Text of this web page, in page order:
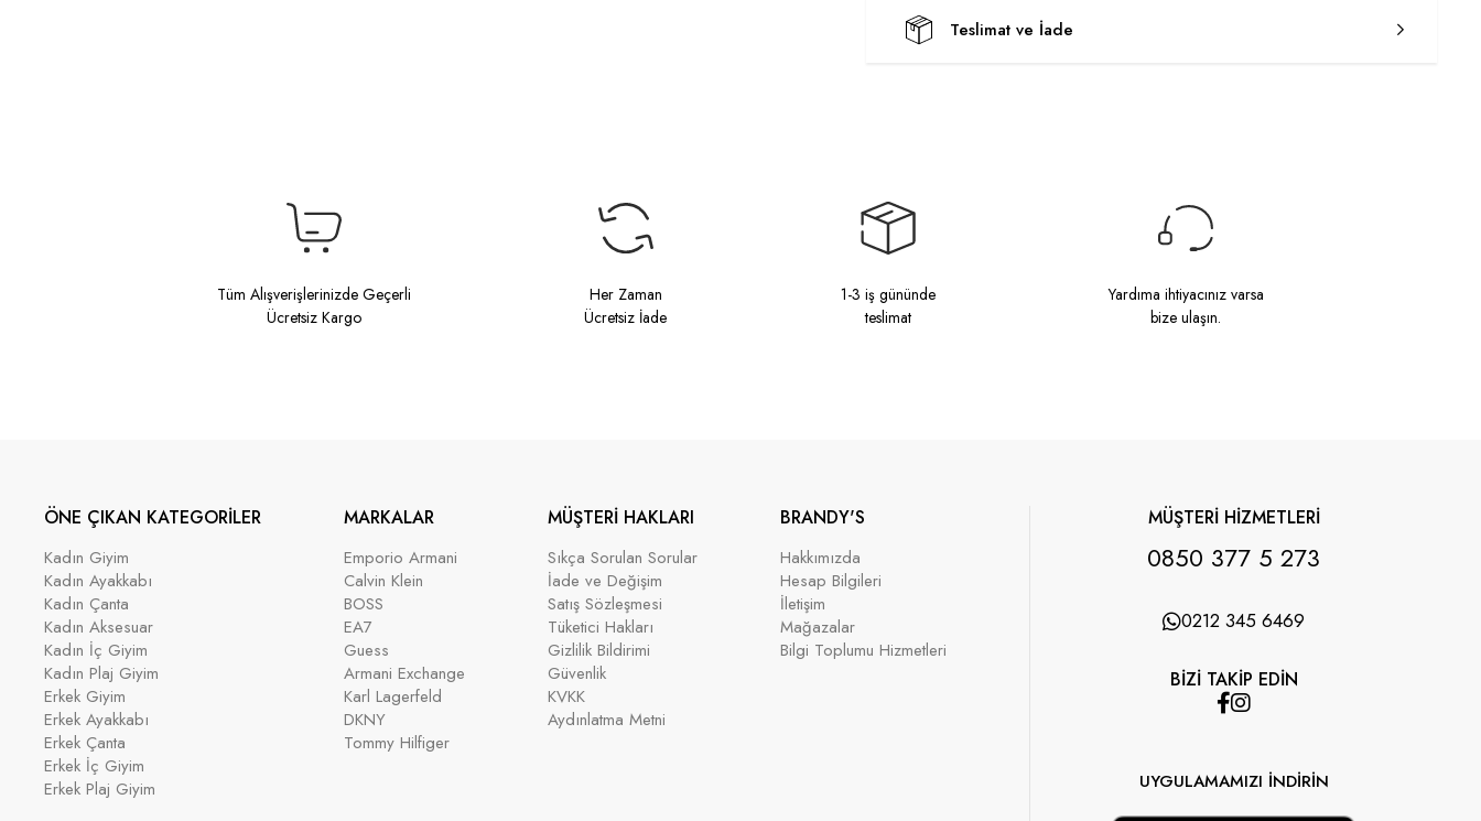
Teslimat ve İade
Tüm Alışverişlerinizde Geçerli
Ücretsiz Kargo
Her Zaman
Ücretsiz İade
1-3 iş gününde
teslimat
Yardıma ihtiyacınız varsa
bize ulaşın.
ÖNE ÇIKAN KATEGORİLER
Kadın Giyim
Kadın Ayakkabı
Kadın Çanta
Kadın Aksesuar
Kadın İç Giyim
Kadın Plaj Giyim
Erkek Giyim
Erkek Ayakkabı
Erkek Çanta
Erkek İç Giyim
Erkek Plaj Giyim
MARKALAR
Emporio Armani
Calvin Klein
BOSS
EA7
Guess
Armani Exchange
Karl Lagerfeld
DKNY
Tommy Hilfiger
MÜŞTERİ HAKLARI
Sıkça Sorulan Sorular
İade ve Değişim
Satış Sözleşmesi
Tüketici Hakları
Gizlilik Bildirimi
Güvenlik
KVKK
Aydınlatma Metni
BRANDY'S
Hakkımızda
Hesap Bilgileri
İletişim
Mağazalar
Bilgi Toplumu Hizmetleri
MÜŞTERİ HİZMETLERİ
0850 377 5 273
0212 345 6469
BİZİ TAKİP EDİN
UYGULAMAMIZI İNDİRİN